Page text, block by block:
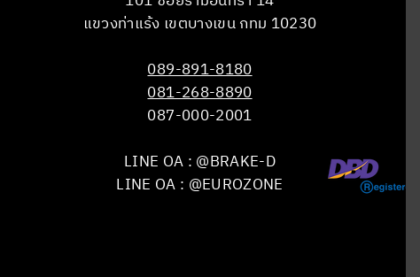
แขวงท่าแร้ง เขตบางเขน กทม 10230
089-891-8180
081-268-8890
087-000-2001
LINE OA : @BRAKE-D
LINE OA : @EUROZONE